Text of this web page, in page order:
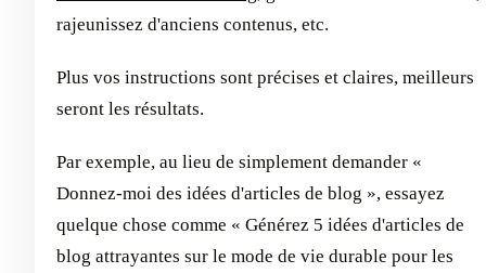
rajeunissez d'anciens contenus, etc.
Plus vos instructions sont précises et claires, meilleurs
seront les résultats.
Par exemple, au lieu de simplement demander «
Donnez-moi des idées d'articles de blog », essayez
quelque chose comme « Générez 5 idées d'articles de
blog attrayantes sur le mode de vie durable pour les